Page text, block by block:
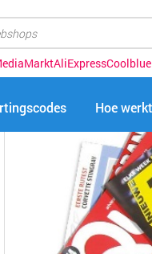
AliExpressCoolblue
Hoe